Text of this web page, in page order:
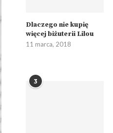
Dlaczego nie kupię
więcej biżuterii Lilou
11 marca, 2018
3